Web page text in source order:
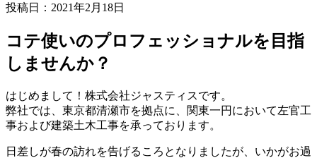
投稿日：2021年2月18日
コテ使いのプロフェッショナルを目指
しませんか？
はじめまして！株式会社ジャスティスです。
弊社では、東京都清瀬市を拠点に、関東一円において左官工
事および建築土木工事を承っております。
日差しが春の訪れを告げるころとなりましたが、いかがお過